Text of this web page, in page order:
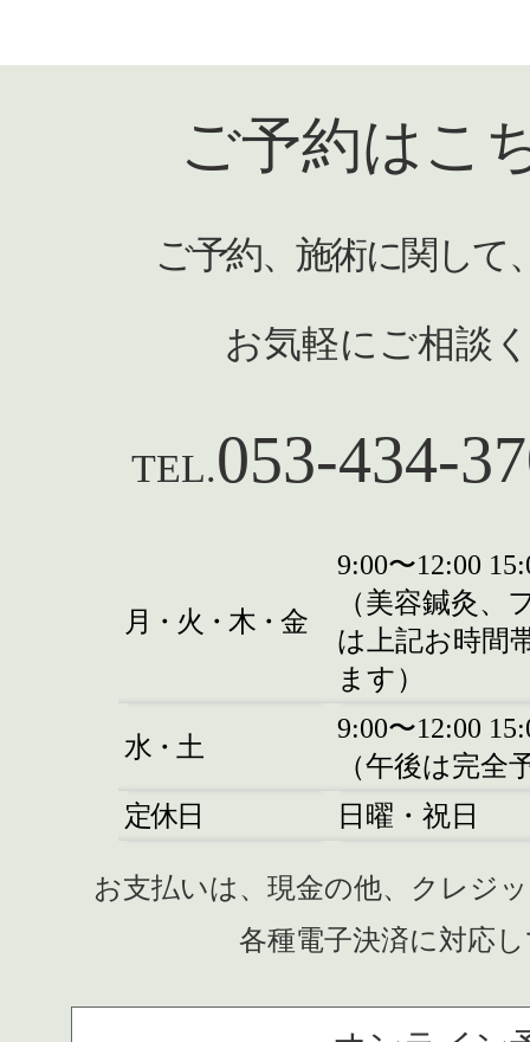
ご予約はこ
ご予約、施術に関して
お気軽にご相談
TEL.053-434-
月・火・木・金
9:00〜12:00
（美容鍼灸
は上記お時間
ます）
水・土
9:00〜12:00
（午後は完全
定休日
日曜・祝日
お支払いは、現金の他、クレジ
各種電子決済に対応